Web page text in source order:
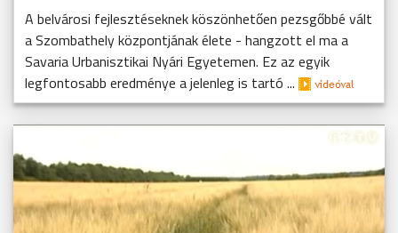
A belvárosi fejlesztéseknek köszönhetően pezsgőbbé vált
a Szombathely központjának élete - hangzott el ma a
Savaria Urbanisztikai Nyári Egyetemen. Ez az egyik
legfontosabb eredménye a jelenleg is tartó ...